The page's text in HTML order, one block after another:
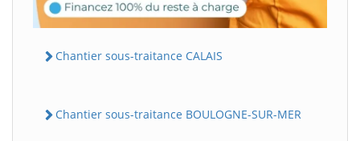
Chantier sous-traitance CALAIS
Chantier sous-traitance BOULOGNE-SUR-MER